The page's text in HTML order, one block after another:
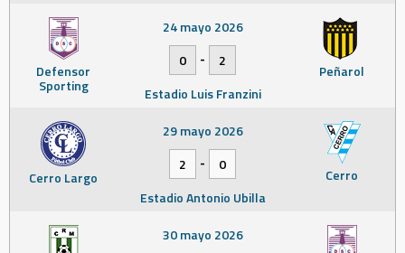
Defensor
Sporting
Peñarol
24 mayo 2026
0
-
2
Estadio Luis Franzini
Cerro Largo Cerro
29 mayo 2026
2
-
0
Estadio Antonio Ubilla
30 mayo 2026